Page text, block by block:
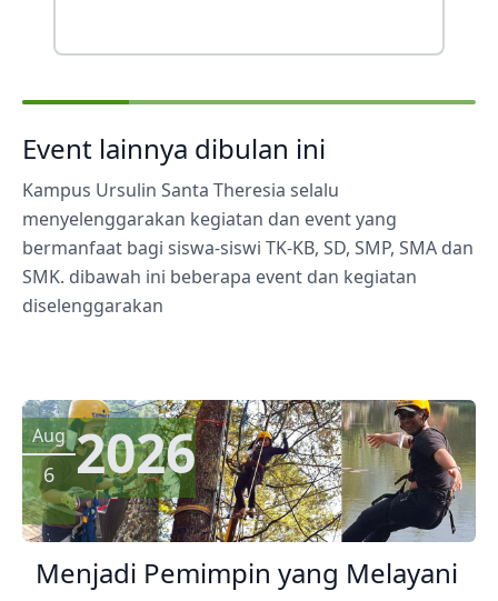
Event lainnya dibulan ini
Kampus Ursulin Santa Theresia selalu
menyelenggarakan kegiatan dan event yang
bermanfaat bagi siswa-siswi TK-KB, SD, SMP, SMA dan
SMK. dibawah ini beberapa event dan kegiatan
diselenggarakan
Aug
6 2026
Menjadi Pemimpin yang Melayani